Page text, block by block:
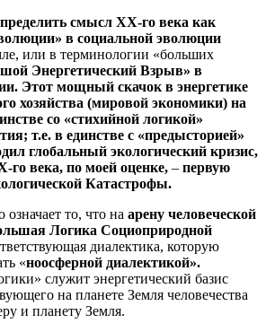
смысл ХХ-го века как
в социальной эволюции
или в терминологии «больших
Энергетический Взрыв» в
Этот мощный скачок в энергетике
хозяйства (мировой экономики) на
со «стихийной логикой»
т.е. в единстве с «предысторией»
глобальный экологический кризис,
го века, по моей оценке, – первую
Катастрофы.
означает то, что на арену человеческой
Логика Социоприродной
диалектика, которую
«ноосферной диалектикой».
служит энергетический базис
на планете Земля человечества
и планету Земля.